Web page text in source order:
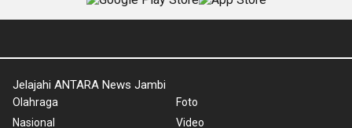
Jelajahi ANTARA News Jambi
Olahraga
Nasional
Foto
Video